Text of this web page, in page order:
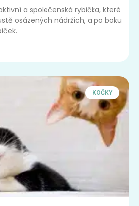
a společenská rybička, které
osázených nádržích, a po boku
KOČKY